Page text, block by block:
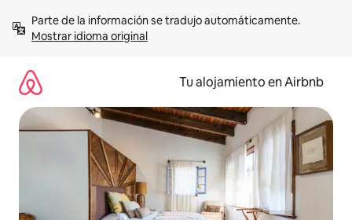
contenidoMostrar idioma original
Tu alojamiento en Airbnb